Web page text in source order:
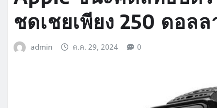
ชดเชยเพียง 250 ดอลล
admin ต.ค. 29, 2024 0